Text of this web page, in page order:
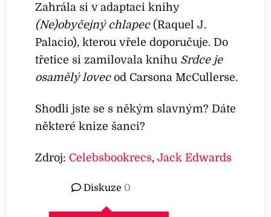
Zahrála si v adaptaci knihy
(Ne)obyčejný chlapec(Raquel J.
Palacio), kterou vřele doporučuje. Do
třetice si zamilovala knihu Srdce je
osamělý lovecod Carsona McCullerse.
Shodli jste se s někým slavným? Dáte
některé knize šanci?
Zdroj: Celebsbookrecs,Jack Edwards
Diskuze 0